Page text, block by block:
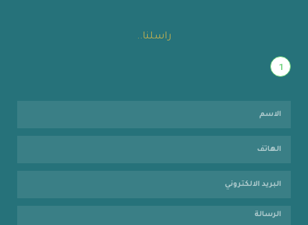
راسلنا..
1